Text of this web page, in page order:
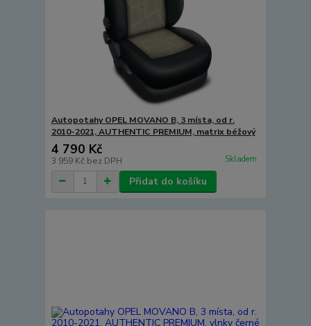
Autopotahy OPEL MOVANO B, 3 místa, od r.
2010-2021, AUTHENTIC PREMIUM, matrix béžový
4 790 Kč
3 959 Kč bez DPH Skladem
Přidat do košíku